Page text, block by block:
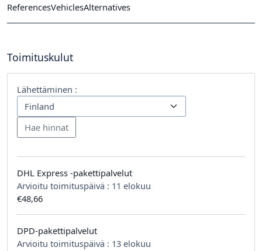
ReferencesVehiclesAlternatives
Toimituskulut
Lähettäminen :
DHL Express -pakettipalvelut
Arvioitu toimituspäivä : 11 elokuu
€48,66
DPD-pakettipalvelut
Arvioitu toimituspäivä : 13 elokuu